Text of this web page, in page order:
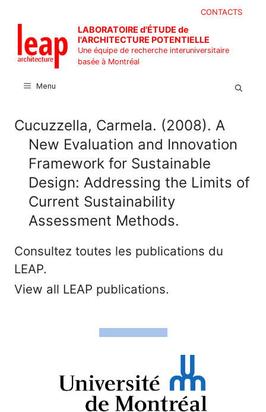
contenu
CONTACTS
LABORATOIRE d'ÉTUDE de
l'ARCHITECTURE POTENTIELLE
Une équipe de recherche interuniversitaire
basée à Montréal
Menu
Cucuzzella, Carmela. (2008). A
New Evaluation and Innovation
Framework for Sustainable
Design: Addressing the Limits of
Current Sustainability
Assessment Methods.
Consultez toutes les publications du
LEAP.
View all LEAP publications.